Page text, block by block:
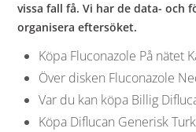
vissa fall få. Vi har de data- och
organisera eftersöket.
Köpa Fluconazole På nätet
Över disken Fluconazole
Var du kan köpa Billig
Köpa Diflucan Generisk